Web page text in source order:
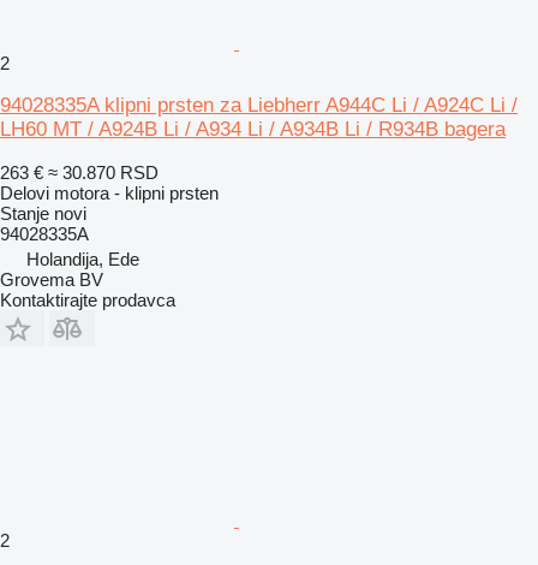
2
94028335A klipni prsten za Liebherr A944C Li / A924C Li /
LH60 MT / A924B Li / A934 Li / A934B Li / R934B bagera
263 € ≈ 30.870 RSD
Delovi motora - klipni prsten
Stanje novi
94028335A
Holandija, Ede
Grovema BV
Kontaktirajte prodavca
2